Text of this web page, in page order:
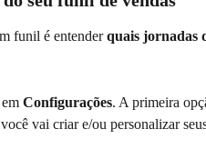
funil é entender quais jornadas
Configurações. A primeira
vai criar e/ou personalizar